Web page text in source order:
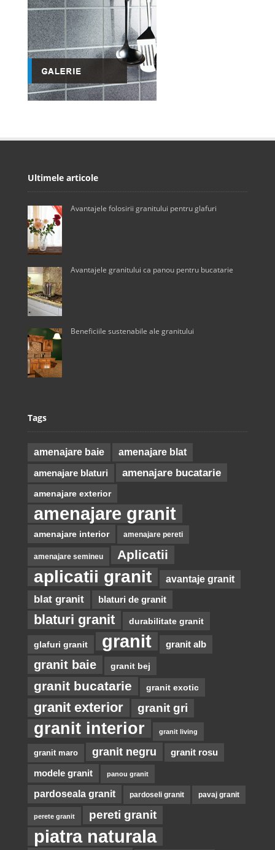
Ultimele articole
Avantajele folosirii granitului pentru glafuri
Avantajele granitului ca panou pentru bucatarie
Beneficiile sustenabile ale granitului
Tags
amenajare baie amenajare blat
amenajare blaturi amenajare bucatarie
amenajare exterior
amenajare granit
amenajare interior amenajare pereti
amenajare semineu Aplicatii
aplicatii granit avantaje granit
blat granit blaturi de granit
blaturi granit durabilitate granit
glafuri granit granit granit alb
granit baie granit bej
granit bucatarie granit exotic
granit exterior granit gri
granit interior granit living
granit maro granit negru granit rosu
modele granit panou granit
pardoseala granit pardoseli granit pavaj granit
perete granit pereti granit
piatra naturala